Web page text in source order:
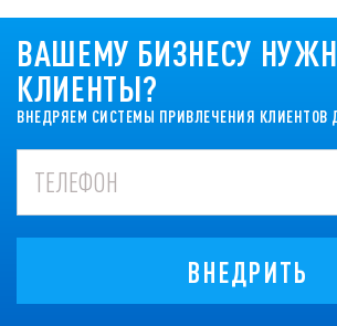
ВАШЕМУ БИЗНЕСУ
КЛИЕНТЫ?
ВНЕДРЯЕМ СИСТЕМЫ ПРИВЛЕЧЕНИЯ
ВНЕДРИТЬ